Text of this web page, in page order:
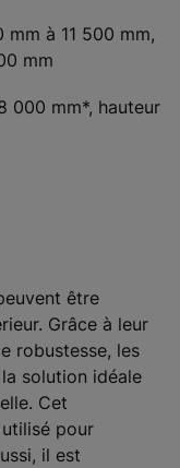
mm à 11 500 mm,
mm
000 mm*, hauteur
être
Grâce à leur
robustesse, les
solution idéale
Cet
pour
il est